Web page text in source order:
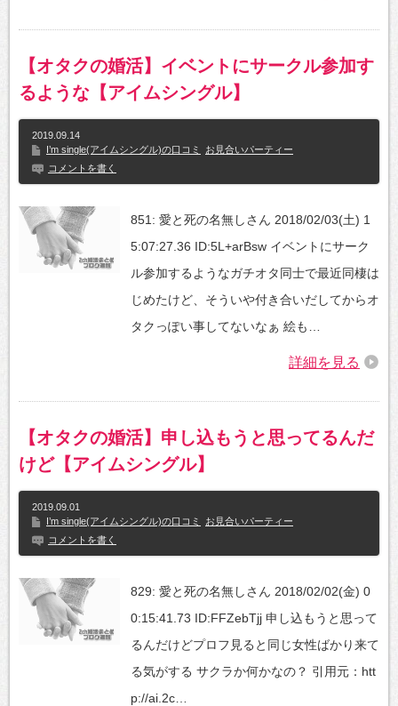
【オタクの婚活】イベントにサークル参加す
るような【アイムシングル】
2019.09.14
I’m single(アイムシングル)の口コミ
お見合いパーティー
コメントを書く
851: 愛と死の名無しさん 2018/02/03(土) 1
5:07:27.36 ID:5L+arBsw イベントにサーク
ル参加するようなガチオタ同士で最近同棲は
じめたけど、そういや付き合いだしてからオ
タクっぽい事してないなぁ 絵も…
詳細を見る
【オタクの婚活】申し込もうと思ってるんだ
けど【アイムシングル】
2019.09.01
I’m single(アイムシングル)の口コミ
お見合いパーティー
コメントを書く
829: 愛と死の名無しさん 2018/02/02(金) 0
0:15:41.73 ID:FFZebTjj 申し込もうと思って
るんだけどプロフ見ると同じ女性ばかり来て
る気がする サクラか何かなの？ 引用元：htt
p://ai.2c…